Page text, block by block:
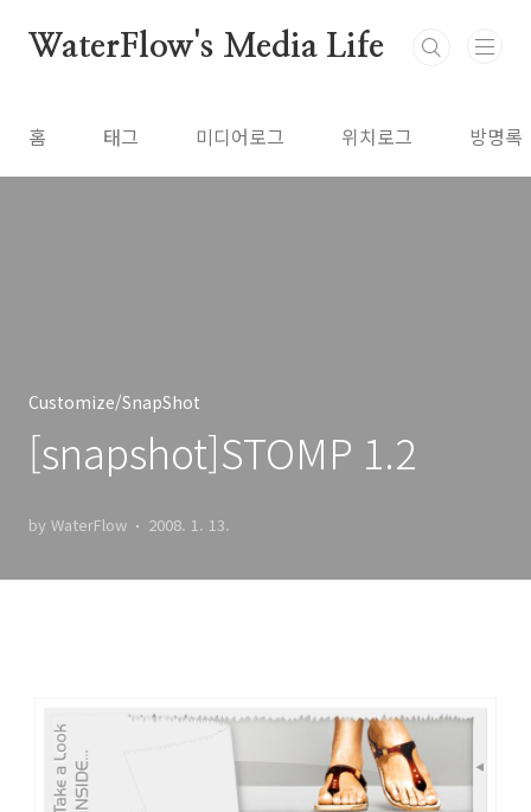
WaterFlow's Media Life
홈 태그 미디어로그 위치로그 방명록
Customize/SnapShot
[snapshot]STOMP 1.2
by WaterFlow 2008. 1. 13.